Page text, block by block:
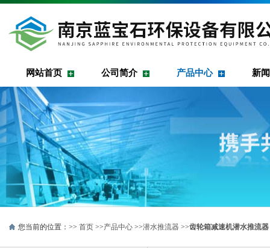
网站首页 公司简介 产品中心 新
您当前的位置：>> 首页 >>产品中心 >>潜水推流器 >>齿轮箱减速机潜水推流器